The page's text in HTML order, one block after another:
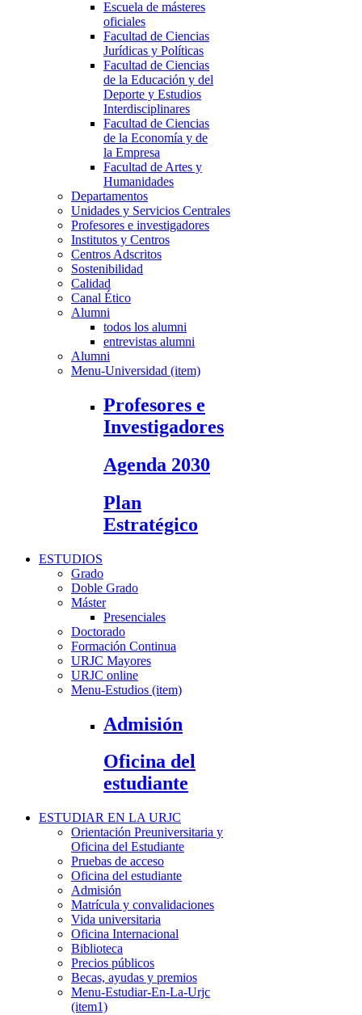
Escuela de másteres
oficiales
Facultad de Ciencias
Jurídicas y Políticas
Facultad de Ciencias
de la Educación y del
Deporte y Estudios
Interdisciplinares
Facultad de Ciencias
de la Economía y de
la Empresa
Facultad de Artes y
Humanidades
Departamentos
Unidades y Servicios Centrales
Profesores e investigadores
Institutos y Centros
Centros Adscritos
Sostenibilidad
Calidad
Canal Ético
Alumni
todos los alumni
entrevistas alumni
Alumni
Menu-Universidad (item)
Profesores e
Investigadores
Agenda 2030
Plan
Estratégico
ESTUDIOS
Grado
Doble Grado
Máster
Presenciales
Doctorado
Formación Continua
URJC Mayores
URJC online
Menu-Estudios (item)
Admisión
Oficina del
estudiante
ESTUDIAR EN LA URJC
Orientación Preuniversitaria y
Oficina del Estudiante
Pruebas de acceso
Oficina del estudiante
Admisión
Matrícula y convalidaciones
Vida universitaria
Oficina Internacional
Biblioteca
Precios públicos
Becas, ayudas y premios
Menu-Estudiar-En-La-Urjc
(item1)